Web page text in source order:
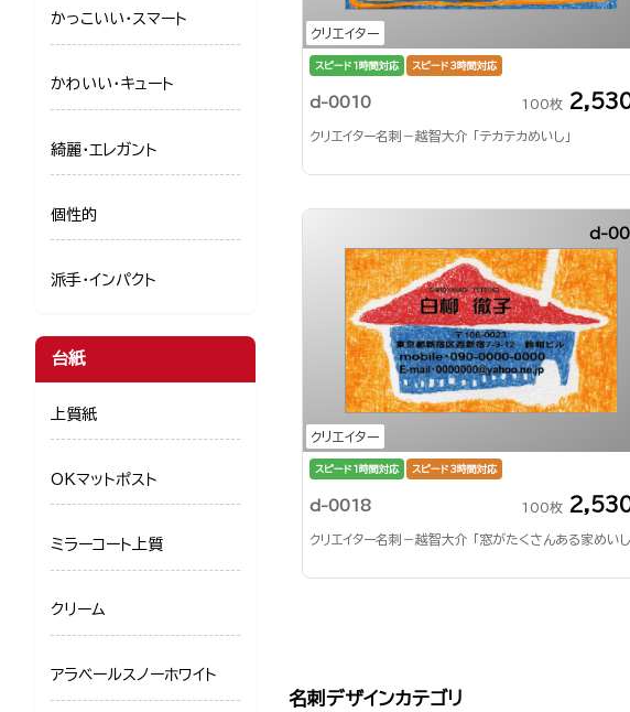
クリエイター
スピード1時間対応 スピード3時間対応
d-0010 100枚
クリエイター名刺－越智大介 「テカテカめいし」
クリエイター
d-
スピード1時間対応 スピード3時間対応
d-0018 100枚
クリエイター名刺－越智大介 「窓がたくさんある家めいし
名刺デザインカテゴリ
かっこいい・スマート
かわいい・キュート
綺麗・エレガント
個性的
派手・インパクト
台紙
上質紙
OKマットポスト
ミラーコート上質
クリーム
アラベールスノーホワイト